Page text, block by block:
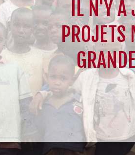
IL N'Y A
PROJETS